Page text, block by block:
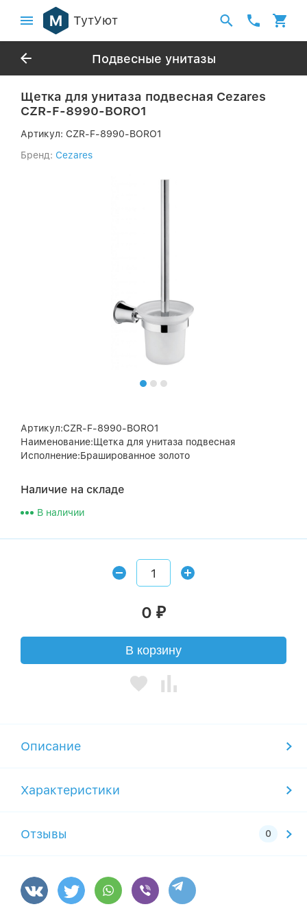
ТутУют
Подвесные унитазы
Щетка для унитаза подвесная Cezares
CZR-F-8990-BORO1
Артикул: CZR-F-8990-BORO1
Бренд: Cezares
Артикул:CZR-F-8990-BORO1
Наименование:Щетка для унитаза подвесная
Исполнение:Брашированное золото
Наличие на складе
В наличии
0 ₽
В корзину
Описание
Характеристики
Отзывы